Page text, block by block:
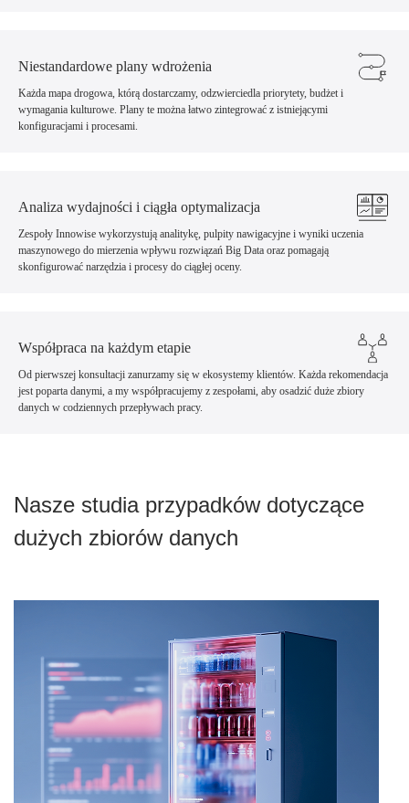
Niestandardowe plany wdrożenia
Każda mapa drogowa, którą dostarczamy, odzwierciedla priorytety, budżet i
wymagania kulturowe. Plany te można łatwo zintegrować z istniejącymi
konfiguracjami i procesami.
Analiza wydajności i ciągła optymalizacja
Zespoły Innowise wykorzystują analitykę, pulpity nawigacyjne i wyniki uczenia
maszynowego do mierzenia wpływu rozwiązań Big Data oraz pomagają
skonfigurować narzędzia i procesy do ciągłej oceny.
Współpraca na każdym etapie
Od pierwszej konsultacji zanurzamy się w ekosystemy klientów. Każda rekomendacja
jest poparta danymi, a my współpracujemy z zespołami, aby osadzić duże zbiory
danych w codziennych przepływach pracy.
Nasze studia przypadków dotyczące
dużych zbiorów danych